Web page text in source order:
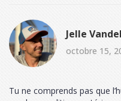
Jelle
octobre 15,
Tu ne comprends pas que